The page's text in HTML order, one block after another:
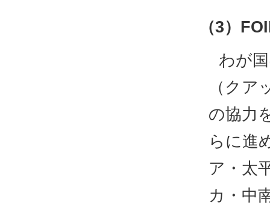
（3）
わが
（ク
の協力
らに進
ア・太
カ・中